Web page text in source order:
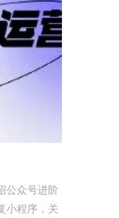
公众号进阶
小程序，关